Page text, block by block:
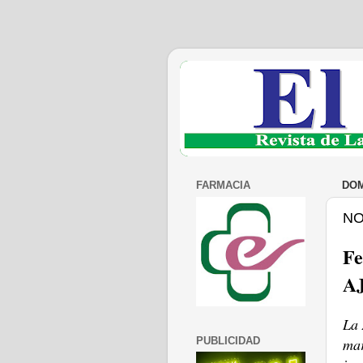
La
FARMACIA
PUBLICIDAD